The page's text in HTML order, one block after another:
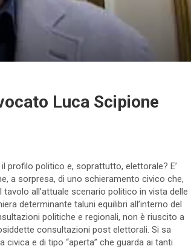
Luca Scipione
profilo politico e, soprattutto, elettorale? E’
a sorpresa, di uno schieramento civico che,
all’attuale scenario politico in vista delle
determinante taluni equilibri all’interno del
politiche e regionali, non è riuscito a
consultazioni post elettorali. Si sa
e di tipo “aperta” che guarda ai tanti